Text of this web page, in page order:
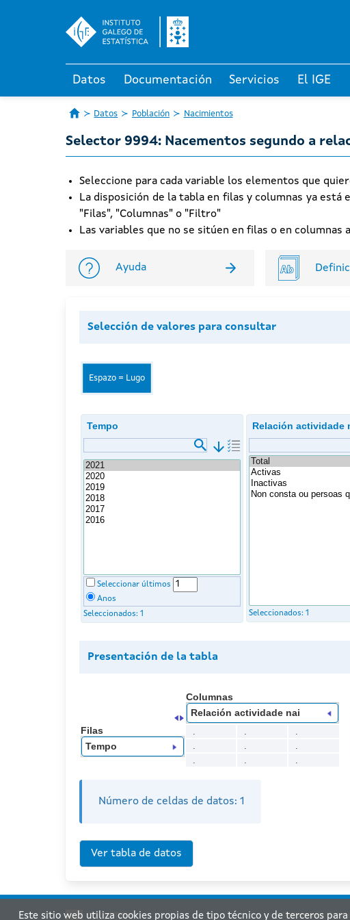
Datos Documentación Servicios El IGE
Datos Población Nacimientos
Selector 9994: Nacementos segundo a
Seleccione para cada variable los elementos que
La disposición de la tabla en filas y columnas ya
"Filas", "Columnas" o "Filtro"
Las variables que no se sitúen en filas o en
Ayuda
Selección de valores para consultar
Espazo = Lugo
Tempo
arrow_downward
Seleccionar últimos
Anos
Seleccionados: 1
Relación actividade
Seleccionados: 1
Presentación de la tabla
Columnas
Relación actividade nai
Filas
Tempo
. .
.
.
.
.
.
. .
Número de celdas de datos: 1
Xunta de
Este sitio web utiliza cookies propias de tipo técnico y de terceros